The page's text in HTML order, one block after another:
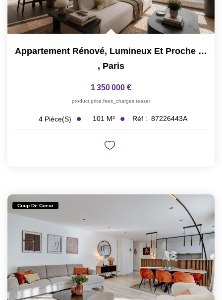
Appartement Rénové, Lumineux Et Proche Commodités
, Paris
1 350 000 €
product.price.fees_charges.teaser
4 Pièce(s) 101 M² Réf : 87226443A
Coup De Coeur